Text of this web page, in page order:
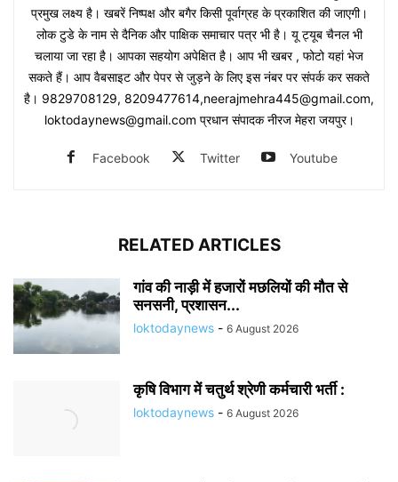
प्रमुख लक्ष्य है। खबरें निष्पक्ष और बगैर किसी पूर्वाग्रह के प्रकाशित की जाएगी।
लोक टुडे के नाम से दैनिक और पाक्षिक समाचार पत्र भी है। यू ट्यूब चैनल भी
चलाया जा रहा है। आपका सहयोग अपेक्षित है। आप भी खबर , फोटो यहां भेज
सकते हैं। आप वैबसाइट और पेपर से जुड़ने के लिए इस नंबर पर संपर्क कर सकते
है। 9829708129, 8209477614,neerajmehra445@gmail.com,
loktodaynews@gmail.com प्रधान संपादक नीरज मेहरा जयपुर।
Facebook Twitter Youtube
RELATED ARTICLES
गांव की नाड़ी में हजारों मछलियों की मौत से
सनसनी, प्रशासन...
loktodaynews - 6 August 2026
कृषि विभाग में चतुर्थ श्रेणी कर्मचारी भर्ती :
loktodaynews - 6 August 2026